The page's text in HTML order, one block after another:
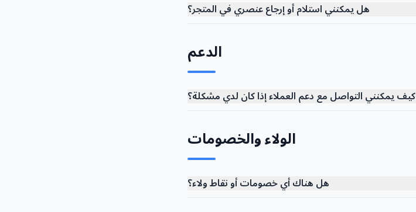
هل يمكنني استلام أو إرجاع عنصري في المتجر؟
الدعم
كيف يمكنني التواصل مع دعم العملاء إذا كان لدي مشكلة؟
الولاء والخصومات
هل هناك أي خصومات أو نقاط ولاء؟